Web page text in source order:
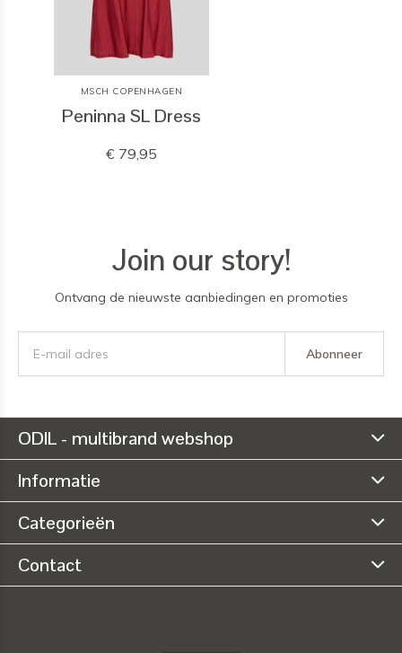
MSCH COPENHAGEN
Peninna SL Dress
€ 79,95
Join our story!
Ontvang de nieuwste aanbiedingen en promoties
Abonneer
ODIL - multibrand webshop
Informatie
Categorieën
Contact